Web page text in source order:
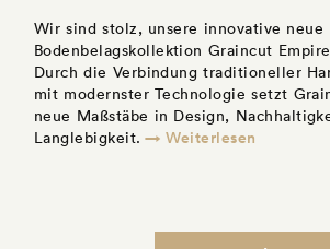
Wir sind stolz, unsere innovative neue
Bodenbelagskollektion Graincut
Durch die Verbindung traditioneller
mit modernster Technologie setzt
neue Maßstäbe in Design,
Langlebigkeit. → Weiterlesen